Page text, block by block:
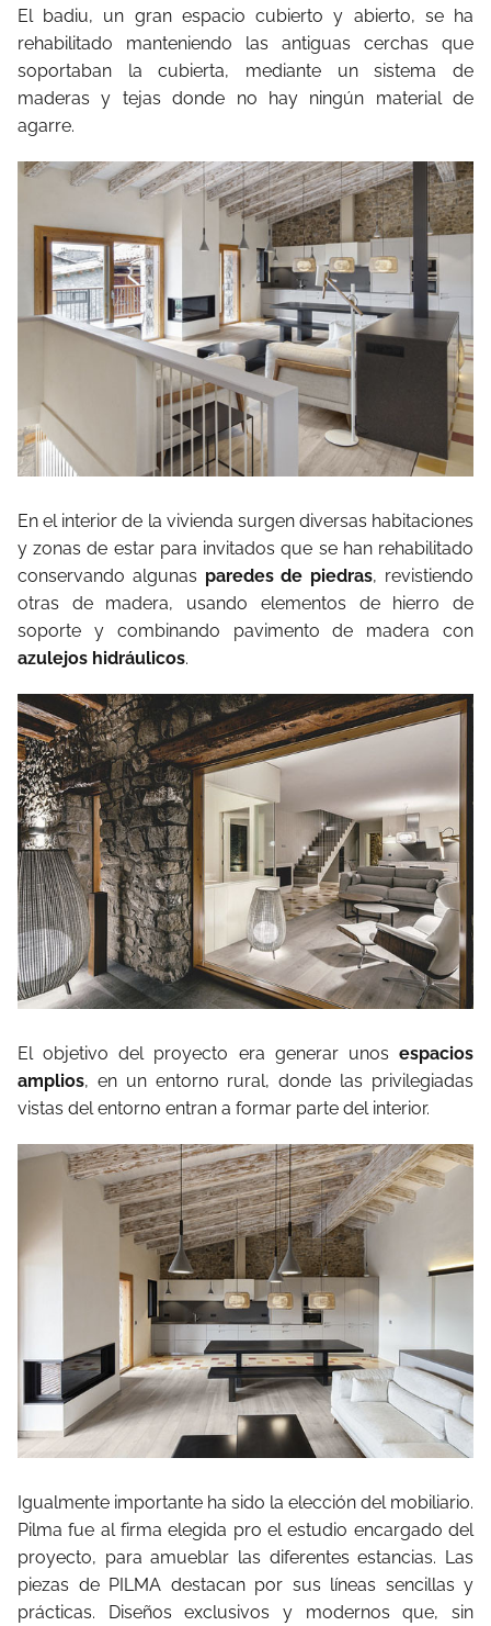
El badiu, un gran espacio cubierto y abierto, se ha
rehabilitado manteniendo las antiguas cerchas que
soportaban la cubierta, mediante un sistema de
maderas y tejas donde no hay ningún material de
agarre.
En el interior de la vivienda surgen diversas habitaciones
y zonas de estar para invitados que se han rehabilitado
conservando algunas paredes de piedras, revistiendo
otras de madera, usando elementos de hierro de
soporte y combinando pavimento de madera con
azulejos hidráulicos.
El objetivo del proyecto era generar unos espacios
amplios, en un entorno rural, donde las privilegiadas
vistas del entorno entran a formar parte del interior.
Igualmente importante ha sido la elección del mobiliario.
Pilma fue al firma elegida pro el estudio encargado del
proyecto, para amueblar las diferentes estancias. Las
piezas de PILMA destacan por sus líneas sencillas y
prácticas. Diseños exclusivos y modernos que, sin